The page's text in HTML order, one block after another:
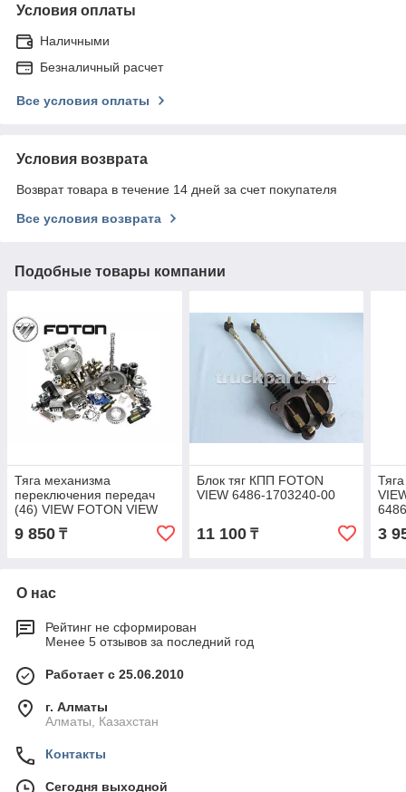
Условия оплаты
Наличными
Безналичный расчет
Все условия оплаты
Условия возврата
Возврат товара в течение 14 дней за счет покупателя
Все условия возврата
Подобные товары компании
Тяга механизма
переключения передач
(46) VIEW FOTON VIEW
16486117200006
9 850 ₸
Блок тяг КПП FOTON
VIEW 6486-1703240-00
11 100₸ 3
О нас
Рейтинг не сформирован
Менее 5 отзывов за последний год
Работает с 25.06.2010
г. Алматы
Алматы, Казахстан
Контакты
Сегодня выходной